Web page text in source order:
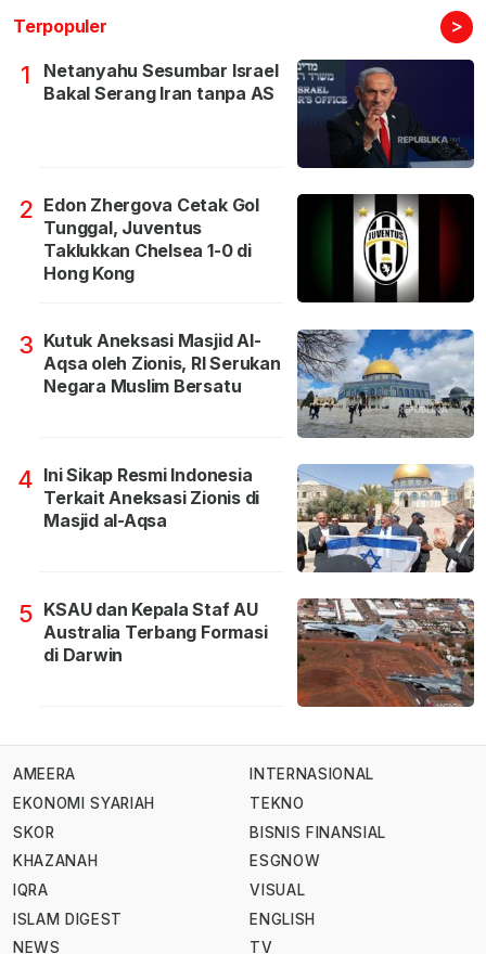
Terpopuler >
1
Netanyahu Sesumbar Israel
Bakal Serang Iran tanpa AS
2 Edon Zhergova Cetak Gol
Tunggal, Juventus
Taklukkan Chelsea 1-0 di
Hong Kong
3 Kutuk Aneksasi Masjid Al-
Aqsa oleh Zionis, RI Serukan
Negara Muslim Bersatu
4 Ini Sikap Resmi Indonesia
Terkait Aneksasi Zionis di
Masjid al-Aqsa
5 KSAU dan Kepala Staf AU
Australia Terbang Formasi
di Darwin
AMEERA
EKONOMI SYARIAH
SKOR
KHAZANAH
IQRA
ISLAM DIGEST
NEWS
INTERNASIONAL
TEKNO
BISNIS FINANSIAL
ESGNOW
VISUAL
ENGLISH
TV